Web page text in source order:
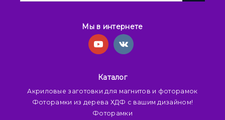
Мы в интернете
Каталог
Акриловые заготовки для магнитов и фоторамок
Фоторамки из дерева ХДФ с вашим дизайном!
Фоторамки